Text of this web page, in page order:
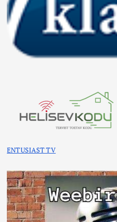
ENTUSIAST TV